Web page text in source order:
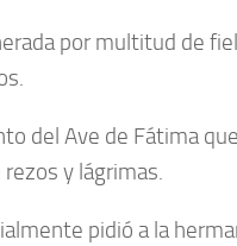
por multitud de
del Ave de Fátima
y lágrimas.
pidió a la